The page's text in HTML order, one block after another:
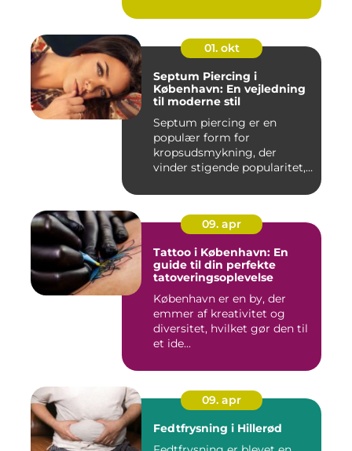
01. okt
Septum Piercing i
København: En vejledning
til moderne stil
Septum piercing er en
populær form for
kropsudsmykning, der
vinder stigende popularitet,
09. apr
Tattoo i København: En
guide til din perfekte
tatoveringsoplevelse
København er en by, der
emmer af kreativitet og
diversitet, hvilket gør den til
et ide...
09. apr
Fedtfrysning i Hillerød